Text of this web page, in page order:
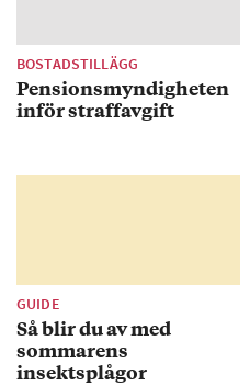
BOSTADSTILLÄGG
Pensionsmyndigheten
inför straffavgift
GUIDE
Så blir du av med
sommarens
insektsplågor